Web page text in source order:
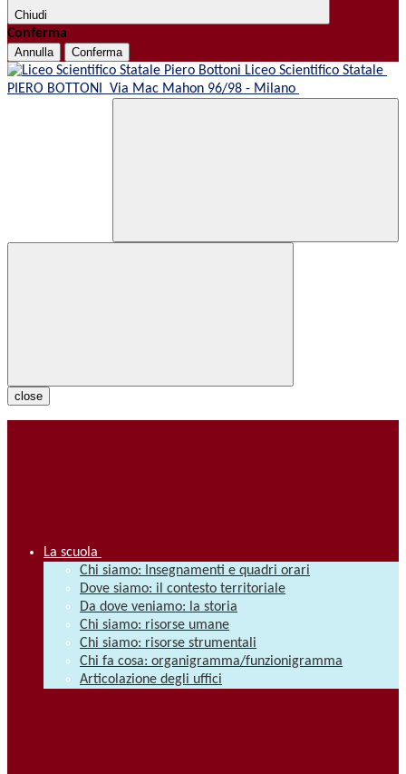
Chiudi
Conferma
Annulla Conferma
Liceo Scientifico Statale
PIERO BOTTONI Via Mac Mahon 96/98 - Milano
close
La scuola
Chi siamo: Insegnamenti e quadri orari
Dove siamo: il contesto territoriale
Da dove veniamo: la storia
Chi siamo: risorse umane
Chi siamo: risorse strumentali
Chi fa cosa: organigramma/funzionigramma
Articolazione degli uffici